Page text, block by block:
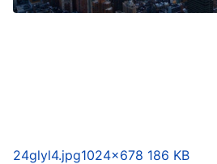
24glyl4.jpg1024×678 186 KB